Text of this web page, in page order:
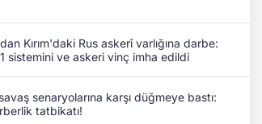
Kırım'daki Rus askerî varlığına darbe:
sistemini ve askeri vinç imha edildi
senaryolarına karşı düğmeye bastı:
tatbikatı!